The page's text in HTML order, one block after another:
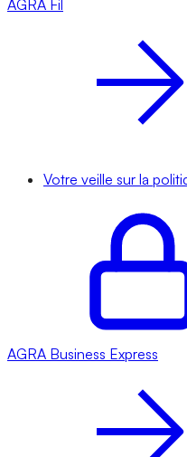
AGRA Fil
Votre veille sur la
AGRA Business Express